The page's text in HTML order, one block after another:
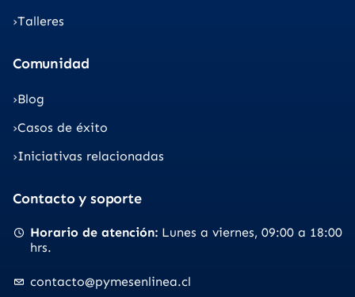
Talleres
Comunidad
Blog
Casos de éxito
Iniciativas relacionadas
Contacto y soporte
Horario de atención Lunes a viernes 09:00 a 18:00
hrs.
contacto@pymesenlinea.cl